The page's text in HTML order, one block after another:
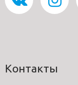
Контакты